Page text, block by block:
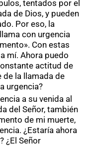
tentados por el
de Dios, y pueden
Por eso, la
con urgencia
Con estas
mí. Ahora puedo
actitud de
de la llamada de
urgencia?
a su venida al
del Señor, también
de mi muerte,
¿Estaría ahora
¿El Señor